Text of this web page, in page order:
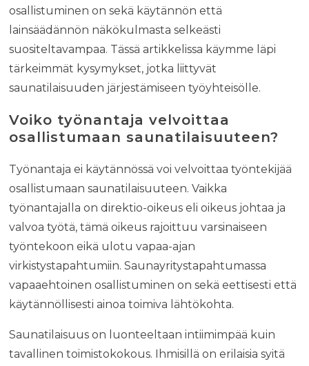
osallistuminen on sekä käytännön että
lainsäädännön näkökulmasta selkeästi
suositeltavampaa. Tässä artikkelissa käymme läpi
tärkeimmät kysymykset, jotka liittyvät
saunatilaisuuden järjestämiseen työyhteisölle.
Voiko työnantaja velvoittaa
osallistumaan saunatilaisuuteen?
Työnantaja ei käytännössä voi velvoittaa työntekijää
osallistumaan saunatilaisuuteen. Vaikka
työnantajalla on direktio-oikeus eli oikeus johtaa ja
valvoa työtä, tämä oikeus rajoittuu varsinaiseen
työntekoon eikä ulotu vapaa-ajan
virkistystapahtumiin. Saunayritystapahtumassa
vapaaehtoinen osallistuminen on sekä eettisesti että
käytännöllisesti ainoa toimiva lähtökohta.
Saunatilaisuus on luonteeltaan intiimimpää kuin
tavallinen toimistokokous. Ihmisillä on erilaisia syitä